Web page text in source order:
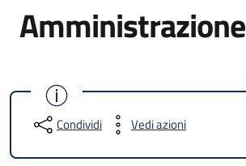
Amministrazione
Condividi Vedi azioni